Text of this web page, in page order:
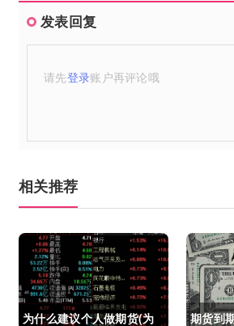
发表回复
请先登录账户再评论哦
相关推荐
为什么建议个人做期货(为
期货到